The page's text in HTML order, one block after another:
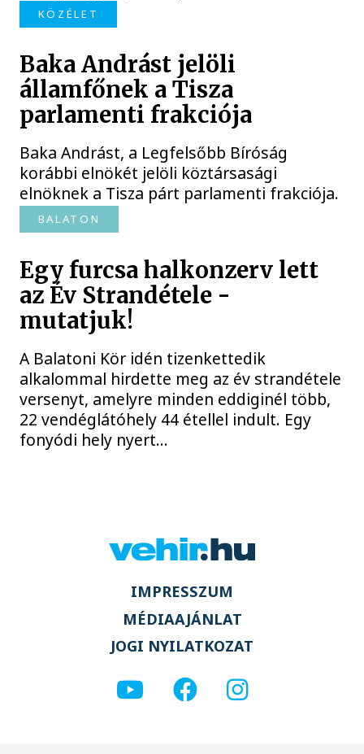
KÖZÉLET
Baka Andrást jelöli
államfőnek a Tisza
parlamenti frakciója
Baka Andrást, a Legfelsőbb Bíróság
korábbi elnökét jelöli köztársasági
elnöknek a Tisza párt parlamenti frakciója.
BALATON
Egy furcsa halkonzerv lett
az Év Strandétele -
mutatjuk!
A Balatoni Kör idén tizenkettedik
alkalommal hirdette meg az év strandétele
versenyt, amelyre minden eddiginél több,
22 vendéglátóhely 44 étellel indult. Egy
fonyódi hely nyert...
IMPRESSZUM
MÉDIAAJÁNLAT
JOGI NYILATKOZAT